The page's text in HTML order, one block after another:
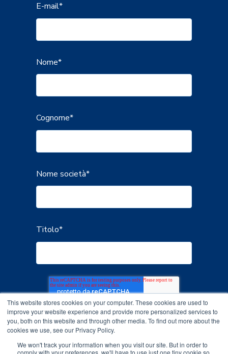
This website stores cookies on your computer. These cookies are used to
improve your website experience and provide more personalized services to
you, both on this website and through other media. To find out more about the
cookies we use, see our Privacy Policy.
We won't track your information when you visit our site. But in order to
comply with your preferences, we'll have to use just one tiny cookie so
E-mail*
Nome*
Cognome*
Nome società*
Titolo*